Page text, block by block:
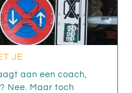
JE
aan een coach,
Nee. Maar toch